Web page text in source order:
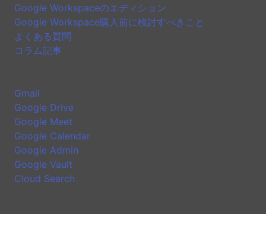
Google Workspaceのエディション
Google Workspace購入前に検討すべきこと
よくある質問
コラム記事
Gmail
Google Drive
Google Meet
Google Calendar
Google Admin
Google Vault
Cloud Search